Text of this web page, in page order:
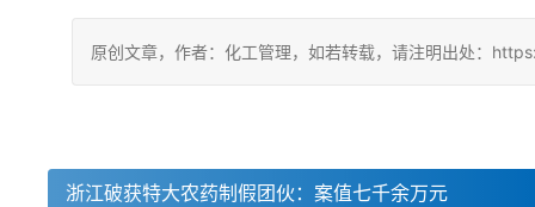
原创文章，作者：化工管理，如若转载，请注明出处：
浙江破获特大农药制假团伙：案值七千余万元